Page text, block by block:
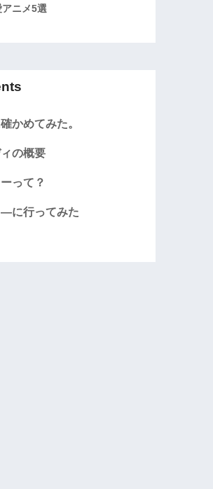
ニメ5選
かめてみた。
の概要
って？
に行ってみた